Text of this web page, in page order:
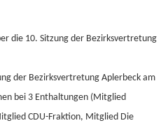
die 10. Sitzung der Bezirksvertretung
der Bezirksvertretung Aplerbeck am
bei 3 Enthaltungen (Mitglied
CDU-Fraktion, Mitglied Die